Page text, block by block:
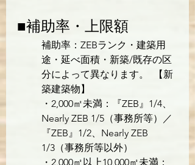
■補助率・上限額
補助率：ZEBランク・建築用
途・延べ面積・新築/既存の区
分によって異なります。  【新
築建築物】
・2,000㎡未満：『ZEB』1/4、
Nearly ZEB 1/5（事務所等）／
『ZEB』1/2、Nearly ZEB
1/3（事務所等以外）
・2,000㎡以上10,000㎡未満：